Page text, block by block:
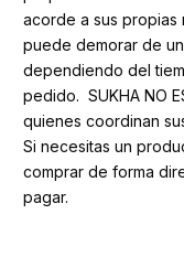
acorde a sus
puede demorar de
dependiendo del
pedido. SUKHA NO
quienes coordinan
Si necesitas un
comprar de forma
pagar.